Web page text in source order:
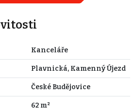
Kanceláře
Plavnická, Kamenný Újezd
České Budějovice
62 m²